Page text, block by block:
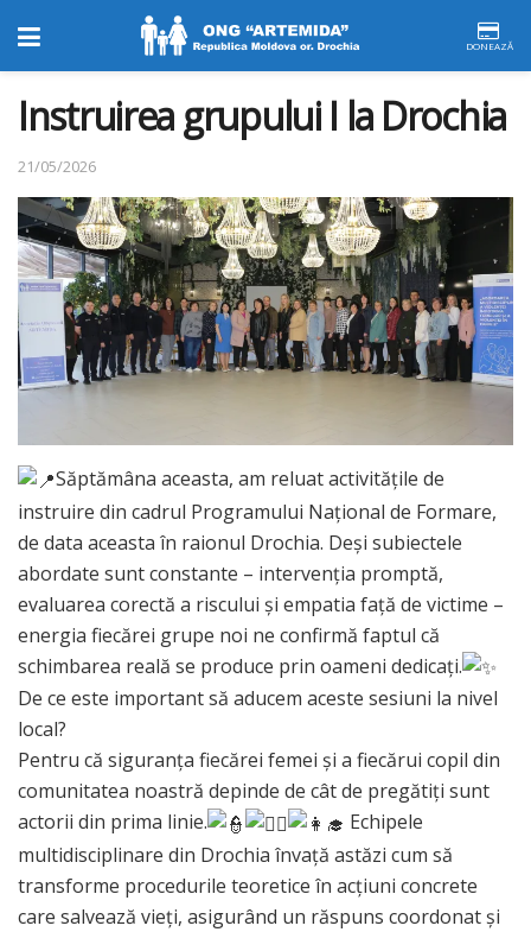
DONEAZĂ
Instruirea grupului I la Drochia
21/05/2026
Săptămâna aceasta, am reluat activitățile de
instruire din cadrul Programului Național de Formare,
de data aceasta în raionul Drochia. Deși subiectele
abordate sunt constante – intervenția promptă,
evaluarea corectă a riscului și empatia față de victime –
energia fiecărei grupe noi ne confirmă faptul că
schimbarea reală se produce prin oameni dedicați.
​De ce este important să aducem aceste sesiuni la nivel
local?
Pentru că siguranța fiecărei femei și a fiecărui copil din
comunitatea noastră depinde de cât de pregătiți sunt
actorii din prima linie.
Echipele
multidisciplinare din Drochia învață astăzi cum să
transforme procedurile teoretice în acțiuni concrete
care salvează vieți, asigurând un răspuns coordonat și